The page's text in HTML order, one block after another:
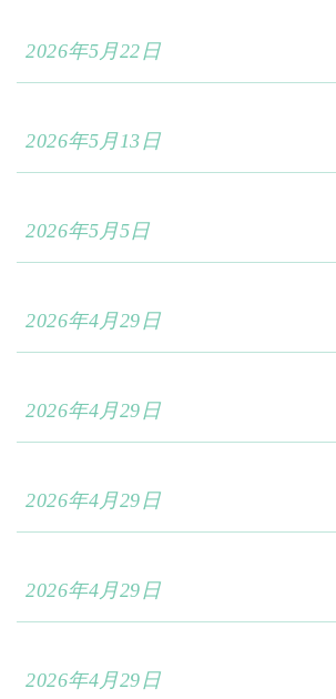
2026年5月22日
2026年5月13日
2026年5月5日
2026年4月29日
2026年4月29日
2026年4月29日
2026年4月29日
2026年4月29日